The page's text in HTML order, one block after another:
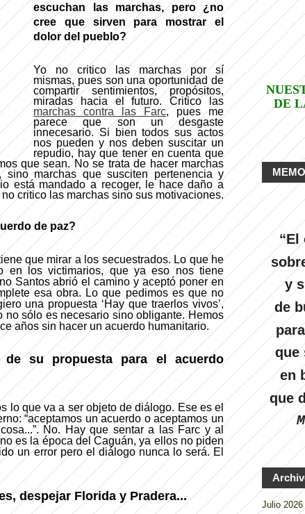
escuchan las marchas, pero ¿no
cree que sirven para mostrar el
dolor del pueblo?
Yo no critico las marchas por sí
mismas, pues son una oportunidad de
compartir sentimientos, propósitos,
miradas hacia el futuro. Critico las
marchas contra las Farc, pues me
parece que son un desgaste
innecesario. Si bien todos sus actos
nos pueden y nos deben suscitar un
repudio, hay que tener en cuenta que
que sean. No se trata de hacer marchas
marchas que susciten pertenencia y
está mandado a recoger, le hace daño a
critico las marchas sino sus motivaciones.
de paz?
que mirar a los secuestrados. Lo que he
en los victimarios, que ya eso nos tiene
Santos abrió el camino y aceptó poner en
esa obra. Lo que pedimos es que no
una propuesta ‘Hay que traerlos vivos’,
sólo es necesario sino obligante. Hemos
años sin hacer un acuerdo humanitario.
su propuesta para el acuerdo
lo que va a ser objeto de diálogo. Ese es el
“aceptamos un acuerdo o aceptamos un
No. Hay que sentar a las Farc y al
es la época del Caguán, ya ellos no piden
un error pero el diálogo nunca lo será. El
despejar Florida y Pradera...
DE
“El
y
de
que
en
que
Julio 2026